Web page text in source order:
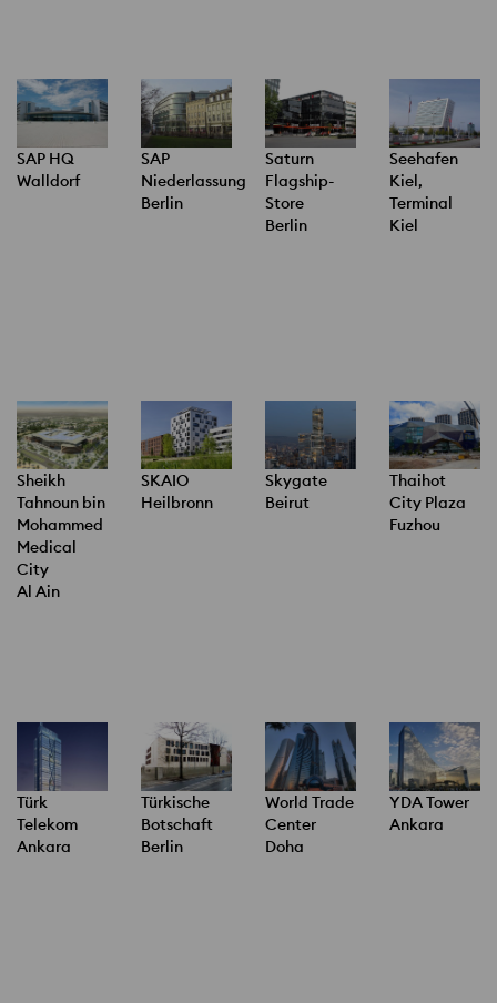
SAP HQ
Walldorf
SAP
Niederlassung
Berlin
Saturn
Flagship-
Store
Berlin
Seehafen
Kiel,
Terminal
Kiel
Sheikh
Tahnoun bin
Mohammed
Medical
City
Al Ain
SKAIO
Heilbronn
Skygate
Beirut
Thaihot
City Plaza
Fuzhou
Türk
Telekom
Ankara
Türkische
Botschaft
Berlin
World Trade
Center
Doha
YDA Tower
Ankara